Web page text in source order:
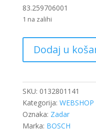
83.259706001
1 na zalihi
PODEŠAVANJE
FAROVA
količina
Dodaj u
SKU: 0132801141
Kategorija: WEBSHOP
Oznaka: Zadar
Marka: BOSCH